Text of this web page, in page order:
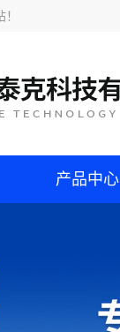
！
产品中心